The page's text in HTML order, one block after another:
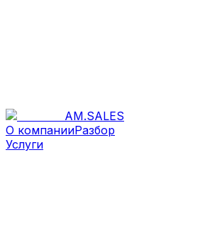
AM.SALES
О компанииРазбор
Услуги